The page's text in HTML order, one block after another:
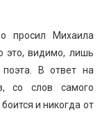
просил Михаила
это, видимо, лишь
поэта. В ответ на
со слов самого
и никогда от